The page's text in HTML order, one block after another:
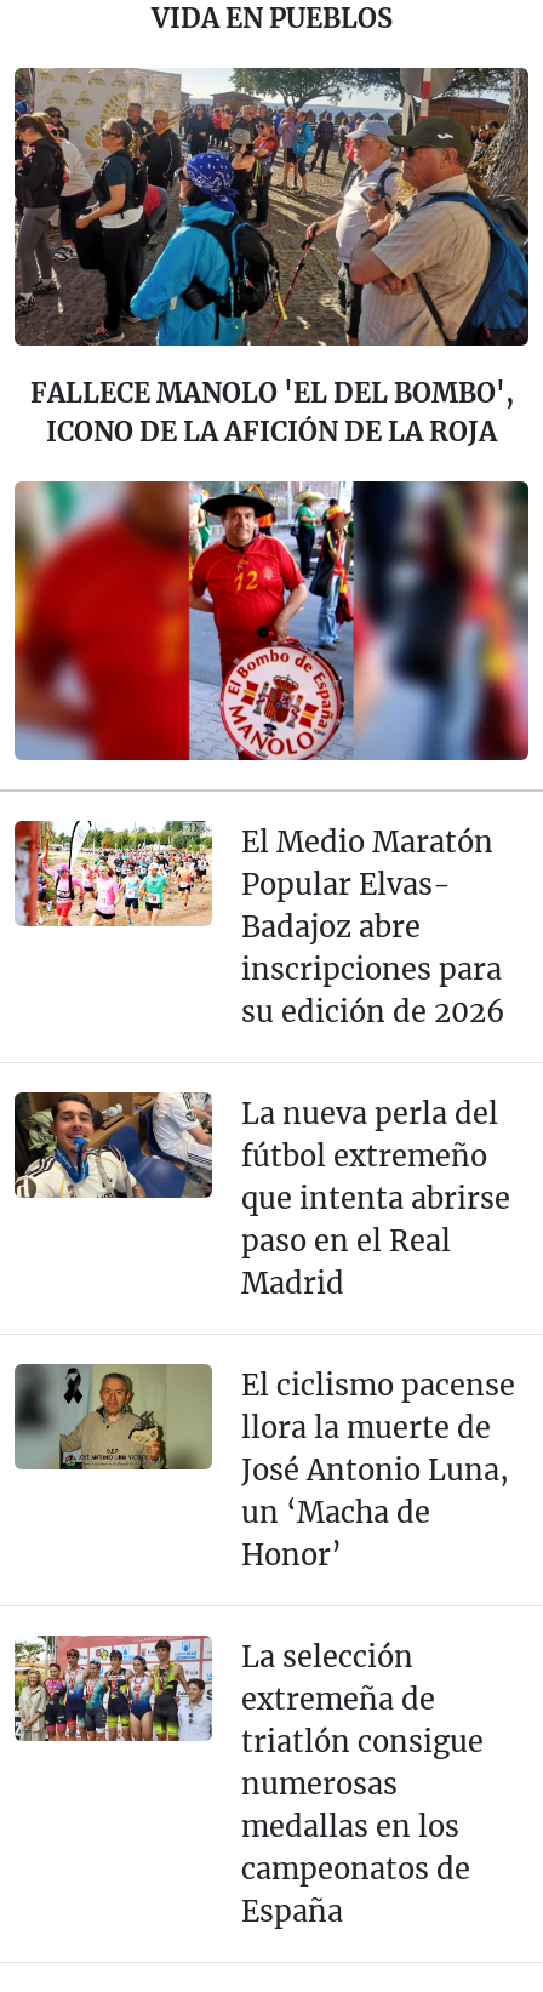
VIDA EN PUEBLOS
FALLECE MANOLO 'EL DEL BOMBO',
ICONO DE LA AFICIÓN DE LA ROJA
El Medio Maratón
Popular Elvas-
Badajoz abre
inscripciones para
su edición de 2026
La nueva perla del
fútbol extremeño
que intenta abrirse
paso en el Real
Madrid
El ciclismo pacense
llora la muerte de
José Antonio Luna,
un ‘Macha de
Honor’
La selección
extremeña de
triatlón consigue
numerosas
medallas en los
campeonatos de
España